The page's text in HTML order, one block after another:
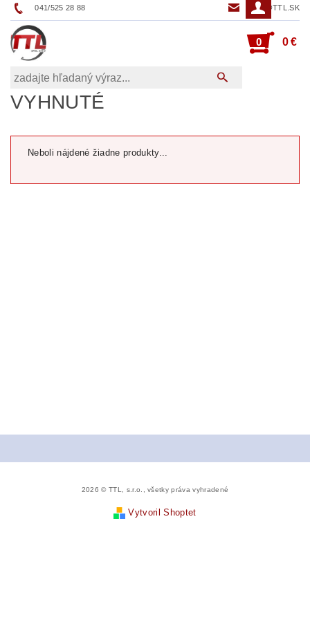
041/525 28 88 TTL@TTL.SK
0 0 €
VYHNUTÉ
Neboli nájdené žiadne produkty...
2026 © TTL, s.r.o., všetky práva vyhradené
Vytvoril Shoptet